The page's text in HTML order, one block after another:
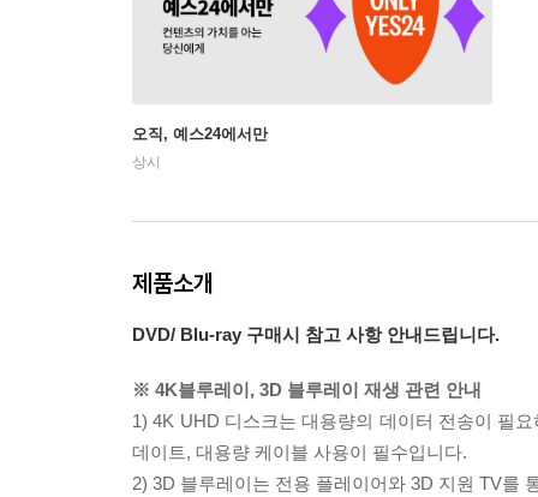
오직, 예스24에서만
상시
제품소개
DVD/ Blu-ray 구매시 참고 사항 안내드립니다.
※ 4K블루레이, 3D 블루레이 재생 관련 안내
1) 4K UHD 디스크는 대용량의 데이터 전송이 필
데이트, 대용량 케이블 사용이 필수입니다.
2) 3D 블루레이는 전용 플레이어와 3D 지원 TV를